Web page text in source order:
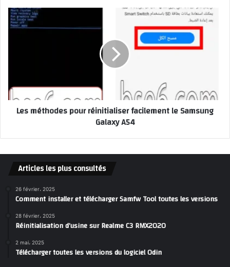
Les méthodes pour réinitialiser facilement le Samsung
Galaxy A54
Articles les plus consultés
26 février، 2025
Comment installer et télécharger Samfw Tool toutes les versions
28 février، 2025
Réinitialisation d’usine sur Realme C3 RMX2020
2 mai، 2025
Télécharger toutes les versions du logiciel Odin